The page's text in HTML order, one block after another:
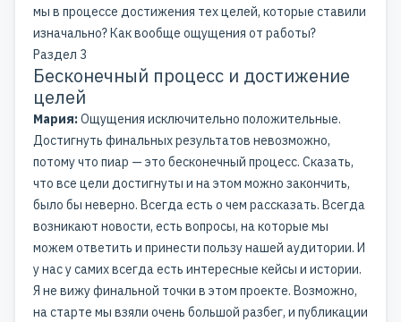
мы в процессе достижения тех целей, которые ставили
изначально? Как вообще ощущения от работы?
Раздел 3
Бесконечный процесс и достижение
целей
Мария:Ощущения исключительно положительные.
Достигнуть финальных результатов невозможно,
потому что пиар — это бесконечный процесс. Сказать,
что все цели достигнуты и на этом можно закончить,
было бы неверно. Всегда есть о чем рассказать. Всегда
возникают новости, есть вопросы, на которые мы
можем ответить и принести пользу нашей аудитории. И
у нас у самих всегда есть интересные кейсы и истории.
Я не вижу финальной точки в этом проекте. Возможно,
на старте мы взяли очень большой разбег, и публикации